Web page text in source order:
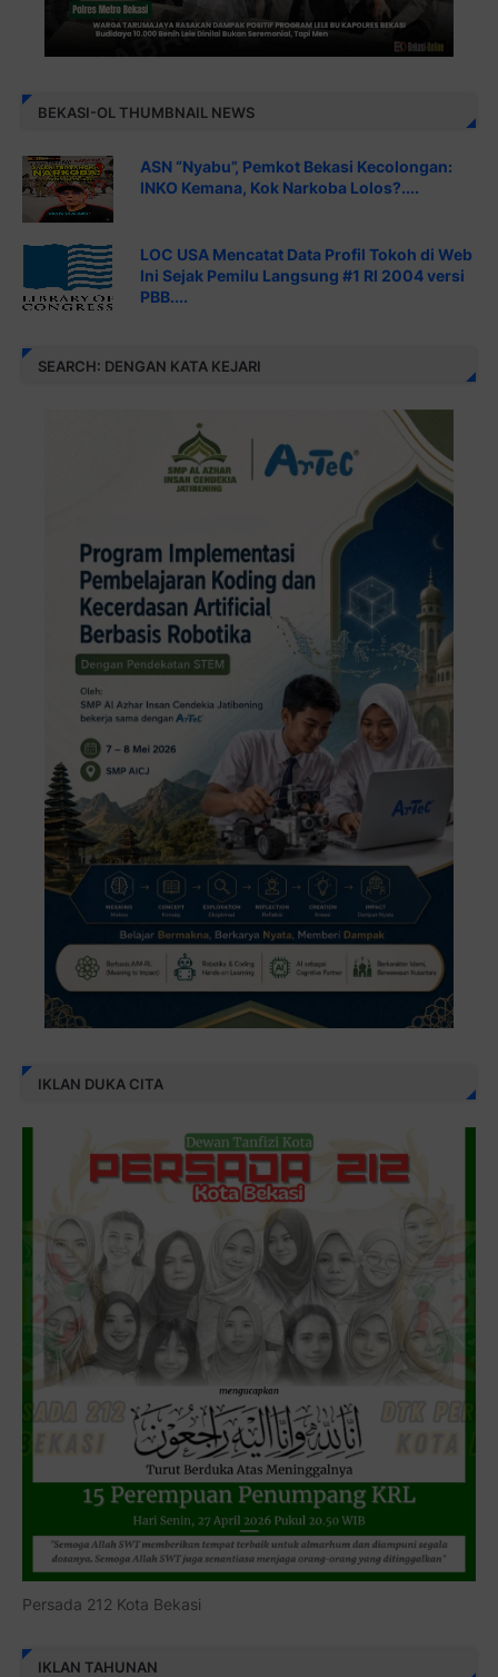
BEKASI-OL THUMBNAIL NEWS
ASN “Nyabu”, Pemkot Bekasi Kecolongan:
INKO Kemana, Kok Narkoba Lolos?....
LOC USA Mencatat Data Profil Tokoh di Web
Ini Sejak Pemilu Langsung #1 RI 2004 versi
PBB....
SEARCH: DENGAN KATA KEJARI
IKLAN DUKA CITA
Persada 212 Kota Bekasi
IKLAN TAHUNAN